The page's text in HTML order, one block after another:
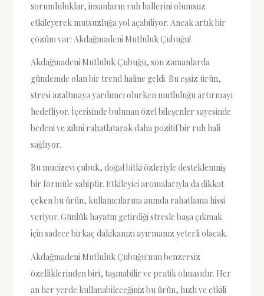
sorumluluklar, insanların ruh hallerini olumsuz
etkileyerek mutsuzluğa yol açabiliyor. Ancak artık bir
çözüm var: Akdağmadeni Mutluluk Çubuğu!
Akdağmadeni Mutluluk Çubuğu, son zamanlarda
gündemde olan bir trend haline geldi. Bu eşsiz ürün,
stresi azaltmaya yardımcı olurken mutluluğu artırmayı
hedefliyor. İçerisinde bulunan özel bileşenler sayesinde
bedeni ve zihni rahatlatarak daha pozitif bir ruh hali
sağlıyor.
Bu mucizevi çubuk, doğal bitki özleriyle desteklenmiş
bir formüle sahiptir. Etkileyici aromalarıyla da dikkat
çeken bu ürün, kullanıcılarına anında rahatlama hissi
veriyor. Günlük hayatın getirdiği stresle başa çıkmak
için sadece birkaç dakikanızı ayırmanız yeterli olacak.
Akdağmadeni Mutluluk Çubuğu'nun benzersiz
özelliklerinden biri, taşınabilir ve pratik olmasıdır. Her
an her yerde kullanabileceğiniz bu ürün, hızlı ve etkili